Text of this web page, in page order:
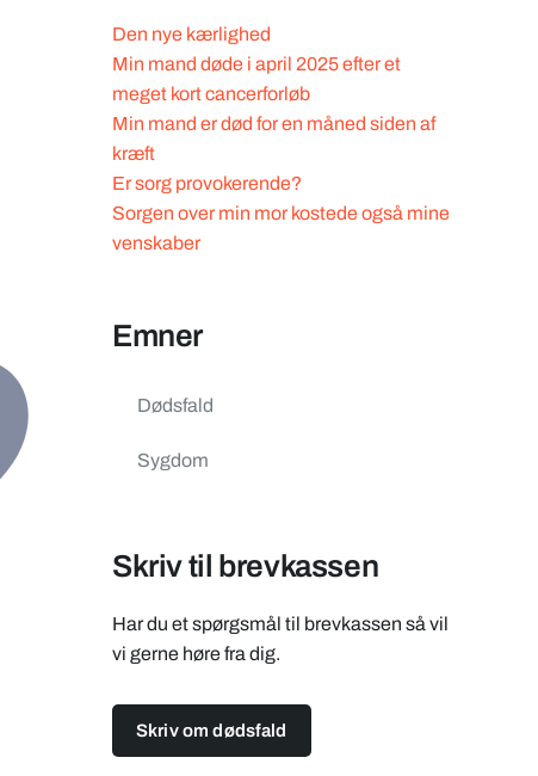
Den nye kærlighed
Min mand døde i april 2025 efter et
meget kort cancerforløb
Min mand er død for en måned siden af
kræft
Er sorg provokerende?
Sorgen over min mor kostede også mine
venskaber
Emner
Dødsfald
Sygdom
Skriv til brevkassen
Har du et spørgsmål til brevkassen så vil
vi gerne høre fra dig.
Skriv om dødsfald